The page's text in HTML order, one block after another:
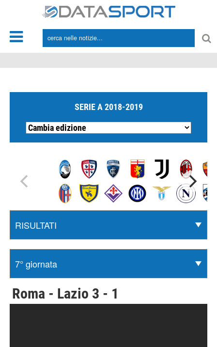
SERIE A 2018-2019
Roma - Lazio 3 - 1